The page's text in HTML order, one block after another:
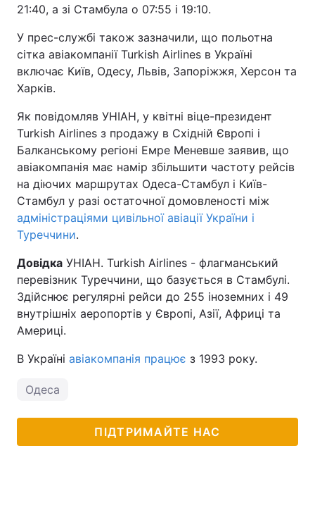
21:40, а зі Стамбула о 07:55 і 19:10.
У прес-службі також зазначили, що польотна
сітка авіакомпанії Turkish Airlines в Україні
включає Київ, Одесу, Львів, Запоріжжя, Херсон та
Харків.
Як повідомляв УНІАН, у квітні віце-президент
Turkish Airlines з продажу в Східній Європі і
Балканському регіоні Емре Меневше заявив, що
авіакомпанія має намір збільшити частоту рейсів
на діючих маршрутах Одеса-Стамбул і Київ-
Стамбул у разі остаточної домовленості між
адміністраціями цивільної авіації України і
Туреччини.
Довідка УНІАН. Turkish Airlines - флагманський
перевізник Туреччини, що базується в Стамбулі.
Здійснює регулярні рейси до 255 іноземних і 49
внутрішніх аеропортів у Європі, Азії, Африці та
Америці.
В Україні авіакомпанія працює з 1993 року.
Одеса
ПІДТРИМАЙТЕ НАС